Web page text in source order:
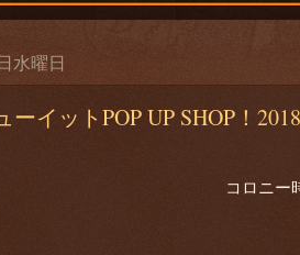
水曜日
ーイットPOP UP SHOP！
コロニー